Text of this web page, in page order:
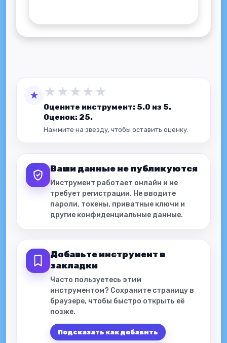
★ ★ ★ ★ ★ ★
Оцените инструмент: 5.0 из 5.
Оценок: 25.
Нажмите на звезду, чтобы оставить оценку.
Ваши данные не публикуются
Инструмент работает онлайн и не
требует регистрации. Не вводите
пароли, токены, приватные ключи и
другие конфиденциальные данные.
Добавьте инструмент в
закладки
Часто пользуетесь этим
инструментом? Сохраните страницу в
браузере, чтобы быстро открыть её
позже.
Подсказать как добавить